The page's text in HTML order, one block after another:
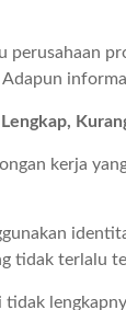
perusahaan
Adapun
kerja
tidak terlalu